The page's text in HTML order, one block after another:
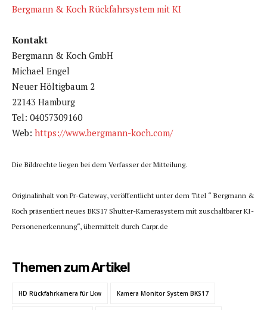
Bergmann & Koch Rückfahrsystem mit KI
Kontakt
Bergmann & Koch GmbH
Michael Engel
Neuer Höltigbaum 2
22143 Hamburg
Tel: 04057309160
Web: https://www.bergmann-koch.com/
Die Bildrechte liegen bei dem Verfasser der Mitteilung.
Originalinhalt von Pr-Gateway, veröffentlicht unter dem Titel “ Bergmann &
Koch präsentiert neues BKS17 Shutter-Kamerasystem mit zuschaltbarer KI-
Personenerkennung“, übermittelt durch Carpr.de
Themen zum Artikel
HD Rückfahrkamera für Lkw Kamera Monitor System BKS17